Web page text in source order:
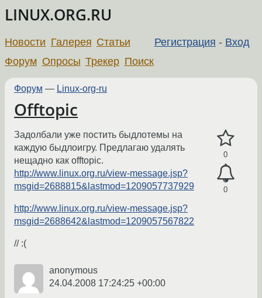
LINUX.ORG.RU
Регистрация - Вход
Новости Галерея Статьи
Форум Опросы Трекер Поиск
Форум — Linux-org-ru
Offtopic
0
0
Задолбали уже постить быдлотемы на
каждую быдлоигру. Предлагаю удалять
нещадно как offtopic.
http://www.linux.org.ru/view-message.jsp?
msgid=2688815&lastmod=1209057737929
http://www.linux.org.ru/view-message.jsp?
msgid=2688642&lastmod=1209057567822
// :(
anonymous
24.04.2008 17:24:25 +00:00